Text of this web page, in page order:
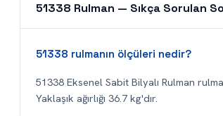
51338 Rulman — Sıkça Sorulan
51338 rulmanın ölçüleri nedir?
51338 Eksenel Sabit Bilyalı Rulman
Yaklaşık ağırlığı 36.7 kg'dır.